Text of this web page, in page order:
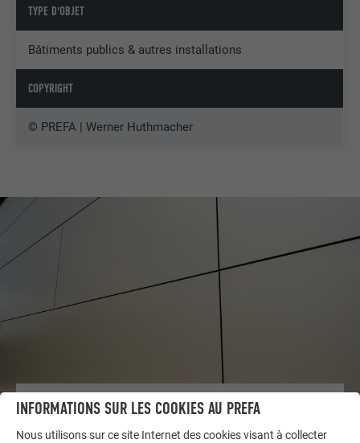
TYPE D'OBJET
Bâtiments publics & autres installations
COPYRIGHT
© PREFA | Werner Huthmacher
LAISSEZ-VOUS INSPIRER
AUTRES BÂTIMENTS
INFORMATIONS SUR LES COOKIES AU PREFA
Nous utilisons sur ce site Internet des cookies visant à collecter